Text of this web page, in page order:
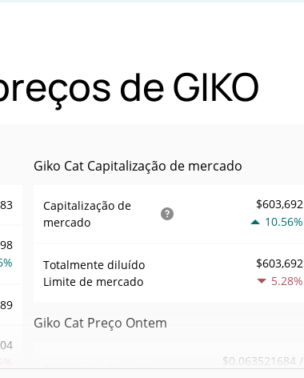
de GIKO
Giko Cat Capitalização de mercado
Capitalização de
mercado
$603,692
10.56%
Totalmente diluído
Limite de mercado
$603,692
5.28%
Giko Cat Preço Ontem
Baixa / Alta de ontem
$0.063521684 /